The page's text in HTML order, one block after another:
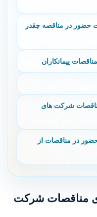
حضور در مناقصه چقدر
پیمانکاران
شرکت های
در مناقصات از
مناقصات شرکت